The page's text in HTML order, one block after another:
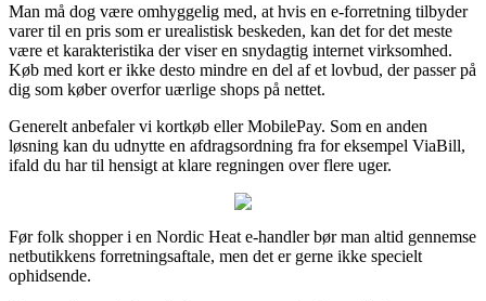
Man må dog være omhyggelig med, at hvis en e-forretning tilbyder
varer til en pris som er urealistisk beskeden, kan det for det meste
være et karakteristika der viser en snydagtig internet virksomhed.
Køb med kort er ikke desto mindre en del af et lovbud, der passer på
dig som køber overfor uærlige shops på nettet.
Generelt anbefaler vi kortkøb eller MobilePay. Som en anden
løsning kan du udnytte en afdragsordning fra for eksempel ViaBill,
ifald du har til hensigt at klare regningen over flere uger.
Før folk shopper i en Nordic Heat e-handler bør man altid gennemse
netbutikkens forretningsaftale, men det er gerne ikke specielt
ophidsende.